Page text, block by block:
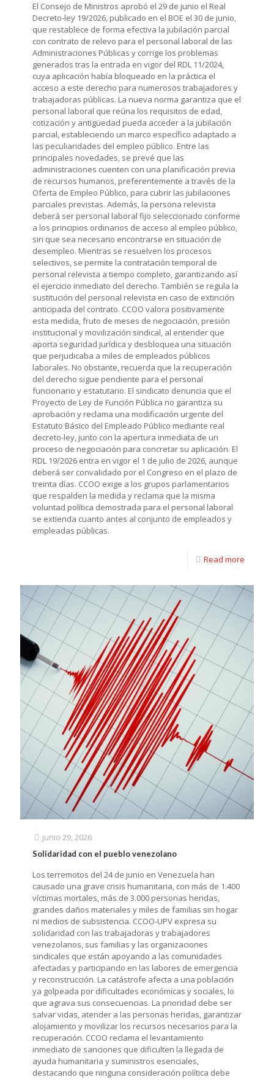
El Consejo de Ministros aprobó el 29 de junio el Real
Decreto-ley 19/2026, publicado en el BOE el 30 de junio,
que restablece de forma efectiva la jubilación parcial
con contrato de relevo para el personal laboral de las
Administraciones Públicas y corrige los problemas
generados tras la entrada en vigor del RDL 11/2024,
cuya aplicación había bloqueado en la práctica el
acceso a este derecho para numerosos trabajadores y
trabajadoras públicas. La nueva norma garantiza que el
personal laboral que reúna los requisitos de edad,
cotización y antigüedad pueda acceder a la jubilación
parcial, estableciendo un marco específico adaptado a
las peculiaridades del empleo público. Entre las
principales novedades, se prevé que las
administraciones cuenten con una planificación previa
de recursos humanos, preferentemente a través de la
Oferta de Empleo Público, para cubrir las jubilaciones
parciales previstas. Además, la persona relevista
deberá ser personal laboral fijo seleccionado conforme
a los principios ordinarios de acceso al empleo público,
sin que sea necesario encontrarse en situación de
desempleo. Mientras se resuelven los procesos
selectivos, se permite la contratación temporal de
personal relevista a tiempo completo, garantizando así
el ejercicio inmediato del derecho. También se regula la
sustitución del personal relevista en caso de extinción
anticipada del contrato. CCOO valora positivamente
esta medida, fruto de meses de negociación, presión
institucional y movilización sindical, al entender que
aporta seguridad jurídica y desbloquea una situación
que perjudicaba a miles de empleados públicos
laborales. No obstante, recuerda que la recuperación
del derecho sigue pendiente para el personal
funcionario y estatutario. El sindicato denuncia que el
Proyecto de Ley de Función Pública no garantiza su
aprobación y reclama una modificación urgente del
Estatuto Básico del Empleado Público mediante real
decreto-ley, junto con la apertura inmediata de un
proceso de negociación para concretar su aplicación. El
RDL 19/2026 entra en vigor el 1 de julio de 2026, aunque
deberá ser convalidado por el Congreso en el plazo de
treinta días. CCOO exige a los grupos parlamentarios
que respalden la medida y reclama que la misma
voluntad política demostrada para el personal laboral
se extienda cuanto antes al conjunto de empleados y
empleadas públicas.
Read more
junio 29, 2026
Solidaridad con el pueblo venezolano
Los terremotos del 24 de junio en Venezuela han
causado una grave crisis humanitaria, con más de 1.400
víctimas mortales, más de 3.000 personas heridas,
grandes daños materiales y miles de familias sin hogar
ni medios de subsistencia. CCOO-UPV expresa su
solidaridad con las trabajadoras y trabajadores
venezolanos, sus familias y las organizaciones
sindicales que están apoyando a las comunidades
afectadas y participando en las labores de emergencia
y reconstrucción. La catástrofe afecta a una población
ya golpeada por dificultades económicas y sociales, lo
que agrava sus consecuencias. La prioridad debe ser
salvar vidas, atender a las personas heridas, garantizar
alojamiento y movilizar los recursos necesarios para la
recuperación. CCOO reclama el levantamiento
inmediato de sanciones que dificulten la llegada de
ayuda humanitaria y suministros esenciales,
destacando que ninguna consideración política debe